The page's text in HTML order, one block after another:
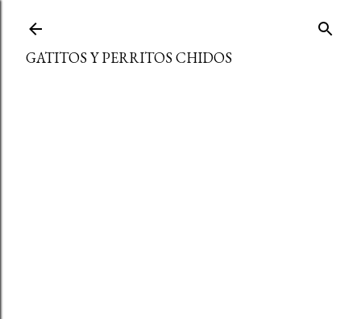
GATITOS Y PERRITOS CHIDOS